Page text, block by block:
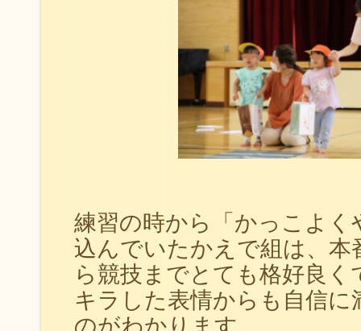
練習の時から「かっこよく
込んでいたかえで組は、本
ら競技までとても格好良
キラした表情からも自信
のがわかります。